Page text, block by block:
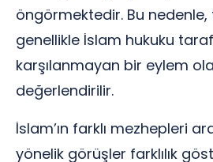
öngörmektedir. Bu nedenle,
genellikle İslam hukuku
karşılanmayan bir eylem
değerlendirilir.
İslam’ın farklı mezhepleri
yönelik görüşler farklılık